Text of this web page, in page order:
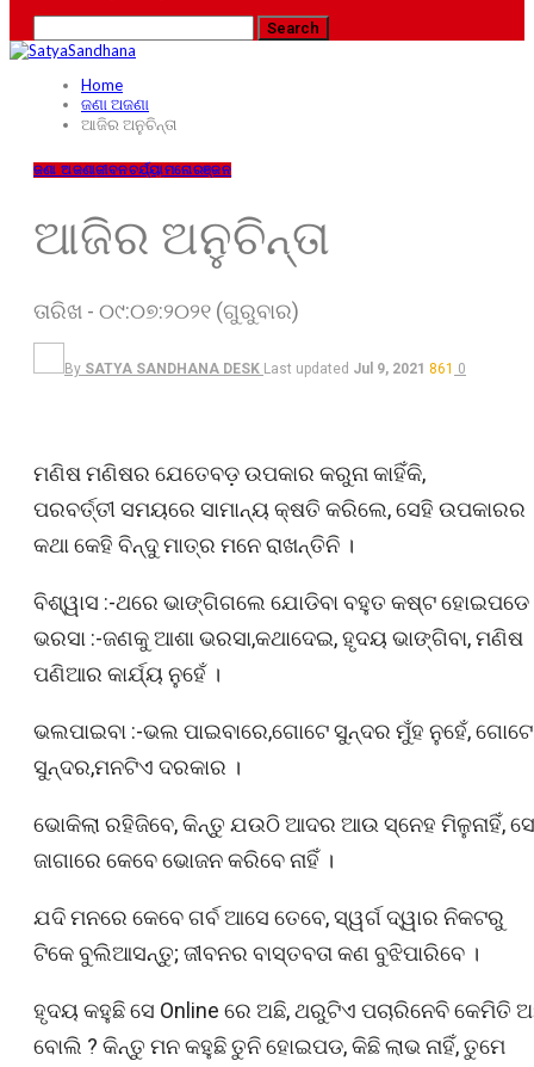
Home
ଜଣା ଅଜଣା
ଆଜିର ଅନୁଚିନ୍ତା
ଜଣା ଅଜଣାଜୀବନଚର୍ଯ୍ୟାମନୋରଞ୍ଜନ
ଆଜିର ଅନୁଚିନ୍ତା
ତାରିଖ - ୦୯:୦୭:୨୦୨୧ (ଗୁରୁବାର)
By SATYA SANDHANA DESK Last updated Jul 9, 2021 861 0
ମଣିଷ ମଣିଷର ଯେତେବଡ଼ ଉପକାର କରୁନା କାହିଁକି,
ପରବର୍ତ୍ତୀ ସମୟରେ ସାମାନ୍ୟ କ୍ଷତି କରିଲେ, ସେହି ଉପକାରର
କଥା କେହି ବିନ୍ଦୁ ମାତ୍ର ମନେ ରାଖନ୍ତିନି ।
ବିଶ୍ୱାସ :-ଥରେ ଭାଙ୍ଗିଗଲେ ଯୋଡିବା ବହୁତ କଷ୍ଟ ହୋଇପଡେ
ଭରସା :-ଜଣକୁ ଆଶା ଭରସା,କଥାଦେଇ, ହୃଦୟ ଭାଙ୍ଗିବା, ମଣିଷ
ପଣିଆର କାର୍ଯ୍ୟ ନୁହେଁ ।
ଭଲପାଇବା :-ଭଲ ପାଇବାରେ,ଗୋଟେ ସୁନ୍ଦର ମୁଁହ ନୁହେଁ, ଗୋଟେ
ସୁନ୍ଦର,ମନଟିଏ ଦରକାର ।
ଭୋକିଲା ରହିଜିବେ, କିନ୍ତୁ ଯଉଠି ଆଦର ଆଉ ସ୍ନେହ ମିଳୁନାହିଁ,
ଜାଗାରେ କେବେ ଭୋଜନ କରିବେ ନାହିଁ ।
ଯଦି ମନରେ କେବେ ଗର୍ବ ଆସେ ତେବେ, ସ୍ୱର୍ଗ ଦ୍ୱାର ନିକଟରୁ
ଟିକେ ବୁଲିଆସନ୍ତୁ; ଜୀବନର ବାସ୍ତବତା କଣ ବୁଝିପାରିବେ ।
ହୃଦୟ କହୁଛି ସେ Online ରେ ଅଛି, ଥରୁଟିଏ ପଚାରିନେବି କେମିତି
ବୋଲି ? କିନ୍ତୁ ମନ କହୁଛି ତୁନି ହୋଇପଡ, କିଛି ଲାଭ ନାହିଁ, ତୁମେ